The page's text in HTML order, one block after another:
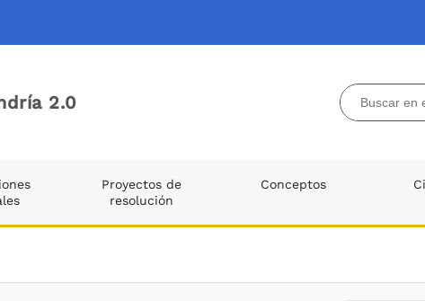
2.0
Proyectos de
resolución
Conceptos